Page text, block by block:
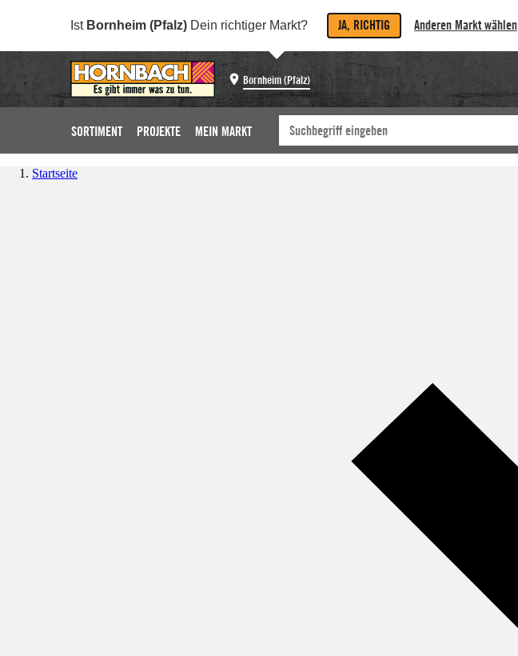
Ist Bornheim (Pfalz) Dein richtiger Markt? JA, RICHTIG Anderen Markt wählen
Bornheim (Pfalz)
SORTIMENT PROJEKTE MEIN MARKT
Startseite